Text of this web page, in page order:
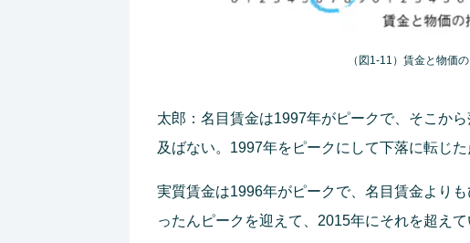
（図1-11）賃金と物価
太郎：名目賃金は1997年がピークで、そこか
及ばない。1997年をピークにして下落に転じ
実質賃金は1996年がピークで、名目賃金より
ったんピークを迎えて、2015年にそれを超えて